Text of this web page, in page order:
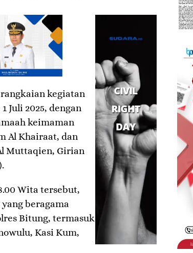
kegiatan
Juli 2025, dengan
keimaman
Al Khairaat, dan
Muttaqien, Girian
Wita tersebut,
beragama
Bitung, termasuk
Kasi Kum,